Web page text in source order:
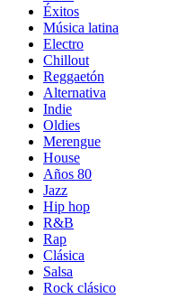
Éxitos
Música latina
Electro
Chillout
Reggaetón
Alternativa
Indie
Oldies
Merengue
House
Años 80
Jazz
Hip hop
R&B
Rap
Clásica
Salsa
Rock clásico